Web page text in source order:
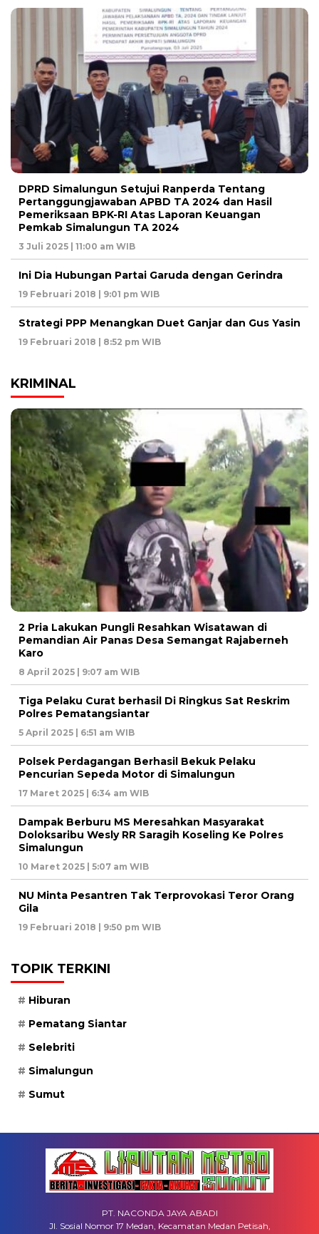
DPRD Simalungun Setujui Ranperda Tentang
Pertanggungjawaban APBD TA 2024 dan Hasil
Pemeriksaan BPK-RI Atas Laporan Keuangan
Pemkab Simalungun TA 2024
3 Juli 2025 | 11:00 am WIB
Ini Dia Hubungan Partai Garuda dengan Gerindra
19 Februari 2018 | 9:01 pm WIB
Strategi PPP Menangkan Duet Ganjar dan Gus Yasin
19 Februari 2018 | 8:52 pm WIB
KRIMINAL
2 Pria Lakukan Pungli Resahkan Wisatawan di
Pemandian Air Panas Desa Semangat Rajaberneh
Karo
8 April 2025 | 9:07 am WIB
Tiga Pelaku Curat berhasil Di Ringkus Sat Reskrim
Polres Pematangsiantar
5 April 2025 | 6:51 am WIB
Polsek Perdagangan Berhasil Bekuk Pelaku
Pencurian Sepeda Motor di Simalungun
17 Maret 2025 | 6:34 am WIB
Dampak Berburu MS Meresahkan Masyarakat
Doloksaribu Wesly RR Saragih Koseling Ke Polres
Simalungun
10 Maret 2025 | 5:07 am WIB
NU Minta Pesantren Tak Terprovokasi Teror Orang
Gila
19 Februari 2018 | 9:50 pm WIB
TOPIK TERKINI
Hiburan
Pematang Siantar
Selebriti
Simalungun
Sumut
PT. NACONDA JAYA ABADI
Jl. Sosial Nomor 17 Medan, Kecamatan Medan Petisah,